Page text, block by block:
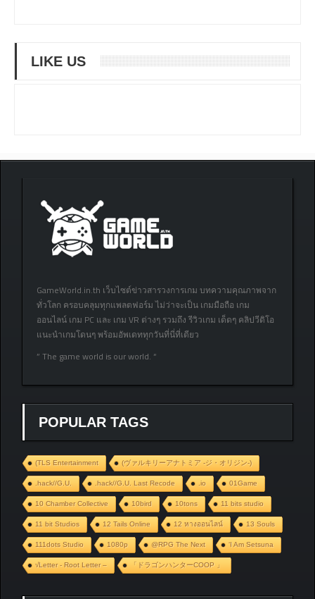
LIKE US
GameWorld.in.th เว็บไซต์ข่าวสารวงการเกม บทความคุณภาพจาก
ทั่วโลก ครอบคลุมทุกแพลตฟอร์ม ไม่ว่าจะเป็น เกมมือถือ เกม
ออนไลน์ เกม PC และ เกม VR ต่างๆ รวมถึง รีวิวเกม เด็ดๆ คลิปวีดิโอ
แนะนำเกมโดนๆ พร้อมอัพเดททุกวันที่นี่ที่เดียว
” The game world is our world. “
POPULAR TAGS
(TLS Entertainment (ヴァルキリーアナトミア ‐ジ・オリジン‐)
.hack//G.U. .hack//G.U. Last Recode .io 01Game
10 Chamber Collective 10bird 10tons 11 bits studio
11 bit Studios 12 Tails Online 12 หางออนไลน์ 13 Souls
111dots Studio 1080p @RPG The Next ‘I Am Setsuna
√Letter - Root Letter – 「ドラゴンハンターCOOP 」